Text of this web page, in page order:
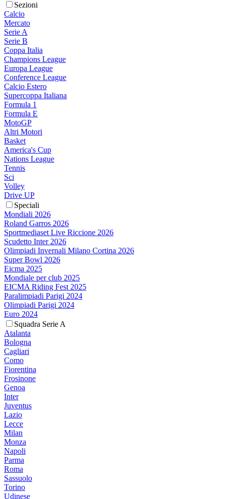
Sezioni
Calcio
Mercato
Serie A
Serie B
Coppa Italia
Champions League
Europa League
Conference League
Calcio Estero
Supercoppa Italiana
Formula 1
Formula E
MotoGP
Altri Motori
Basket
America's Cup
Nations League
Tennis
Sci
Volley
Drive UP
Speciali
Mondiali 2026
Roland Garros 2026
Sportmediaset Live Riccione 2026
Scudetto Inter 2026
Olimpiadi Invernali Milano Cortina 2026
Super Bowl 2026
Eicma 2025
Mondiale per club 2025
EICMA Riding Fest 2025
Paralimpiadi Parigi 2024
Olimpiadi Parigi 2024
Euro 2024
Squadra Serie A
Atalanta
Bologna
Cagliari
Como
Fiorentina
Frosinone
Genoa
Inter
Juventus
Lazio
Lecce
Milan
Monza
Napoli
Parma
Roma
Sassuolo
Torino
Udinese